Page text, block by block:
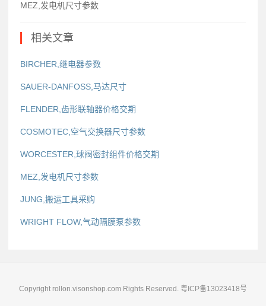
MEZ,发电机尺寸参数
相关文章
BIRCHER,继电器参数
SAUER-DANFOSS,马达尺寸
FLENDER,齿形联轴器价格交期
COSMOTEC,空气交换器尺寸参数
WORCESTER,球阀密封组件价格交期
MEZ,发电机尺寸参数
JUNG,搬运工具采购
WRIGHT FLOW,气动隔膜泵参数
Copyright rollon.visonshop.com Rights Reserved. 粤ICP备13023418号